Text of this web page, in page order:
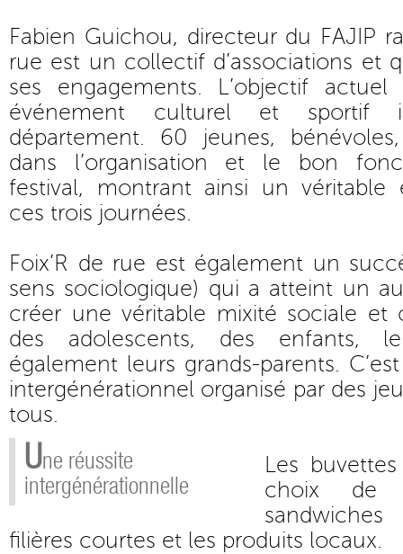
Fabien Guichou, directeur du FAJIP
rue est un collectif d’associations et
ses engagements. L’objectif
événement culturel et sportif
département. 60 jeunes,
dans l’organisation et le bon
festival, montrant ainsi un véritable
ces trois journées.
Foix’R de rue est également un
sens sociologique) qui a atteint un
créer une véritable mixité sociale et
des adolescents, des enfants,
également leurs grands-parents.
intergénérationnel organisé par des
tous.
Une réussite
intergénérationnelle
Les
choix de
filières courtes et les produits locaux.